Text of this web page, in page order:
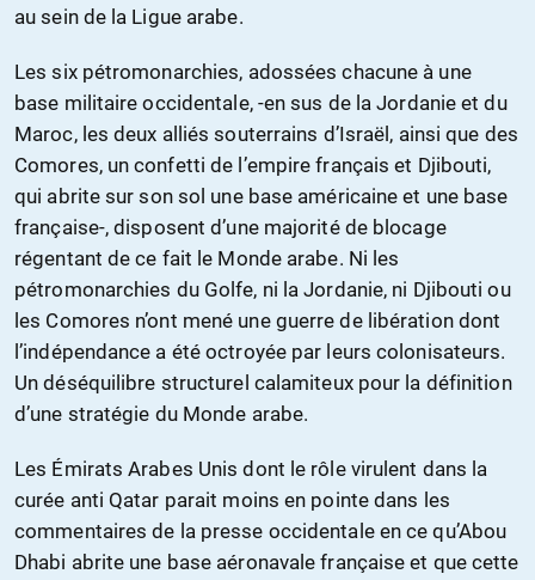
au sein de la Ligue arabe.
Les six pétromonarchies, adossées chacune à une
base militaire occidentale, -en sus de la Jordanie et du
Maroc, les deux alliés souterrains d’Israël, ainsi que des
Comores, un confetti de l’empire français et Djibouti,
qui abrite sur son sol une base américaine et une base
française-, disposent d’une majorité de blocage
régentant de ce fait le Monde arabe. Ni les
pétromonarchies du Golfe, ni la Jordanie, ni Djibouti ou
les Comores n’ont mené une guerre de libération dont
l’indépendance a été octroyée par leurs colonisateurs.
Un déséquilibre structurel calamiteux pour la définition
d’une stratégie du Monde arabe.
Les Émirats Arabes Unis dont le rôle virulent dans la
curée anti Qatar parait moins en pointe dans les
commentaires de la presse occidentale en ce qu’Abou
Dhabi abrite une base aéronavale française et que cette